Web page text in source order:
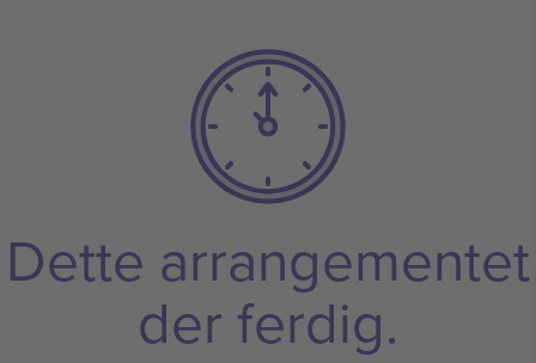
Dette arrangementet
der ferdig.